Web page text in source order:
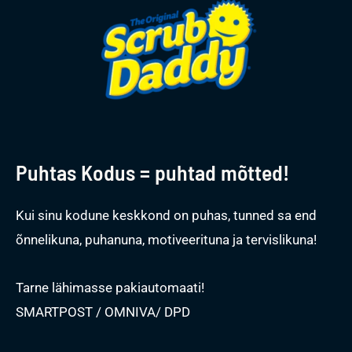
Puhtas Kodus = puhtad mõtted!
Kui sinu kodune keskkond on puhas, tunned sa end
õnnelikuna, puhanuna, motiveerituna ja tervislikuna!
Tarne lähimasse pakiautomaati!
SMARTPOST / OMNIVA/ DPD